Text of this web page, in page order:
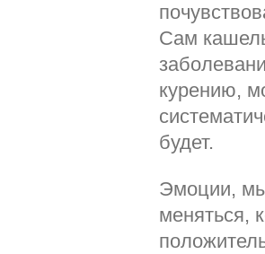
Сам
курению,
будет.
Эмоции,
меняться,